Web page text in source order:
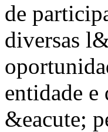
de
diversas
entidade e
&eacute;